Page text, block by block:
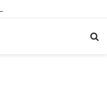
til Festool billigere